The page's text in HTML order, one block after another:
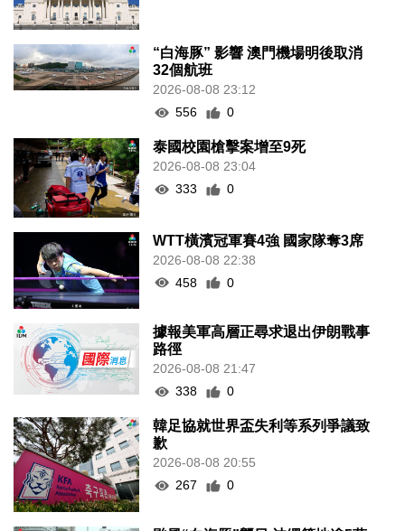
“白海豚” 影響 澳門機場明後取消
32個航班
2026-08-08 23:12
556
0
泰國校園槍擊案增至9死
2026-08-08 23:04
333
0
WTT橫濱冠軍賽4強 國家隊奪3席
2026-08-08 22:38
458
0
據報美軍高層正尋求退出伊朗戰事
路徑
2026-08-08 21:47
338
0
韓足協就世界盃失利等系列爭議致
歉
2026-08-08 20:55
267
0